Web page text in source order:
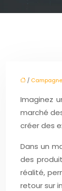
/
Imaginez
marché
créer des
Dans un
des
réalité,
retour sur